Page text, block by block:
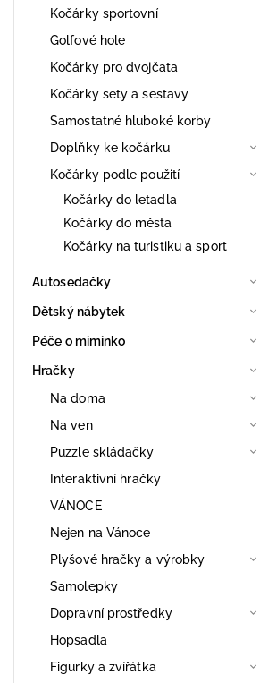
Kočárky sportovní
Golfové hole
Kočárky pro dvojčata
Kočárky sety a sestavy
Samostatné hluboké korby
Doplňky ke kočárku
Kočárky podle použití
Kočárky do letadla
Kočárky do města
Kočárky na turistiku a sport
Autosedačky
Dětský nábytek
Péče o miminko
Hračky
Na doma
Na ven
Puzzle skládačky
Interaktivní hračky
VÁNOCE
Nejen na Vánoce
Plyšové hračky a výrobky
Samolepky
Dopravní prostředky
Hopsadla
Figurky a zvířátka